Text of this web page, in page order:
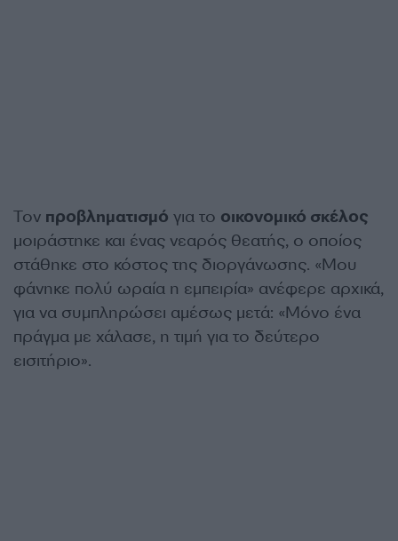
Τον προβληματισμό για το οικονομικό σκέλος
μοιράστηκε και ένας νεαρός θεατής, ο οποίος
στάθηκε στο κόστος της διοργάνωσης. «Μου
φάνηκε πολύ ωραία η εμπειρία» ανέφερε αρχικά,
για να συμπληρώσει αμέσως μετά: «Μόνο ένα
πράγμα με χάλασε, η τιμή για το δεύτερο
εισιτήριο».